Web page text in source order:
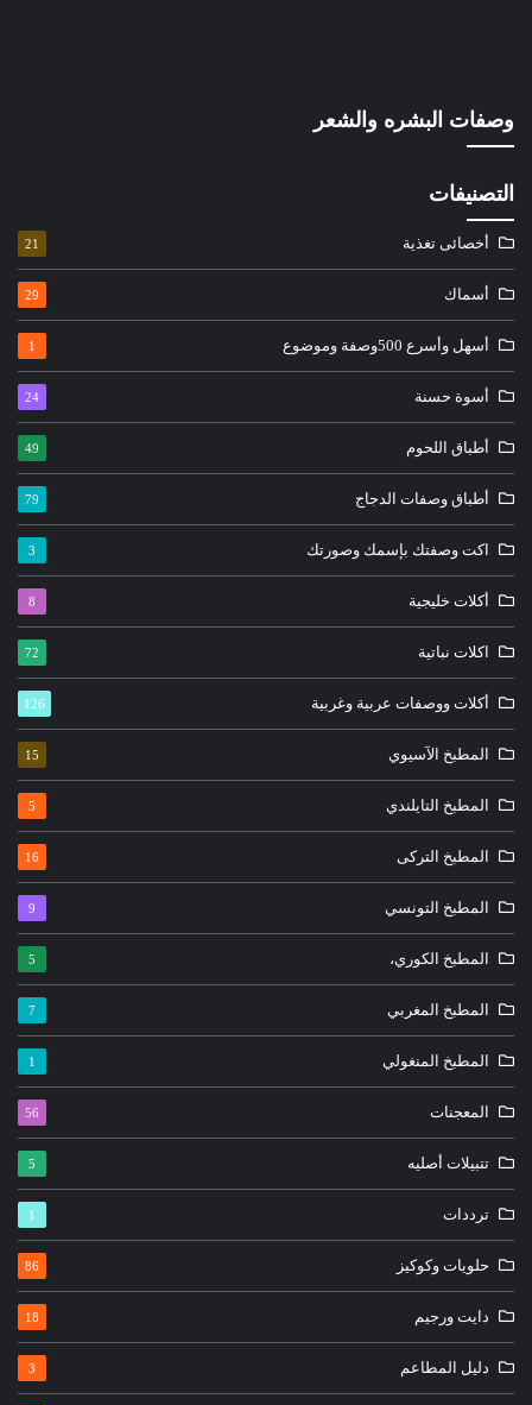
وصفات البشره والشعر
التصنيفات
أخصائى تغذية 21
أسماك 29
أسهل وأسرع 500وصفة وموضوع 1
أسوة حسنة 24
أطباق اللحوم 49
أطباق وصفات الدجاج 79
اكت وصفتك بإسمك وصورتك 3
أكلات خليجية 8
اكلات نباتية 72
أكلات ووصفات عربية وغربية 126
المطبخ الآسيوي 15
المطبخ التايلندي 5
المطبخ التركى 16
المطبخ التونسي 9
المطبخ الكوري، 5
المطبخ المغربي 7
المطبخ المنغولي 1
المعجنات 56
تتبيلات أصليه 5
ترددات 1
حلويات وكوكيز 86
دايت ورجيم 18
دليل المطاعم 3